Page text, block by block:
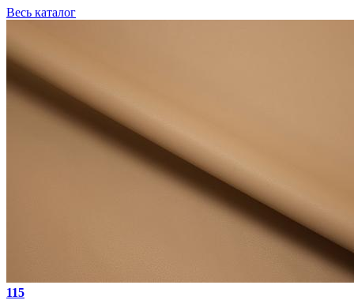
Весь каталог
115